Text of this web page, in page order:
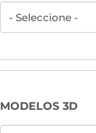
MODELOS 3D